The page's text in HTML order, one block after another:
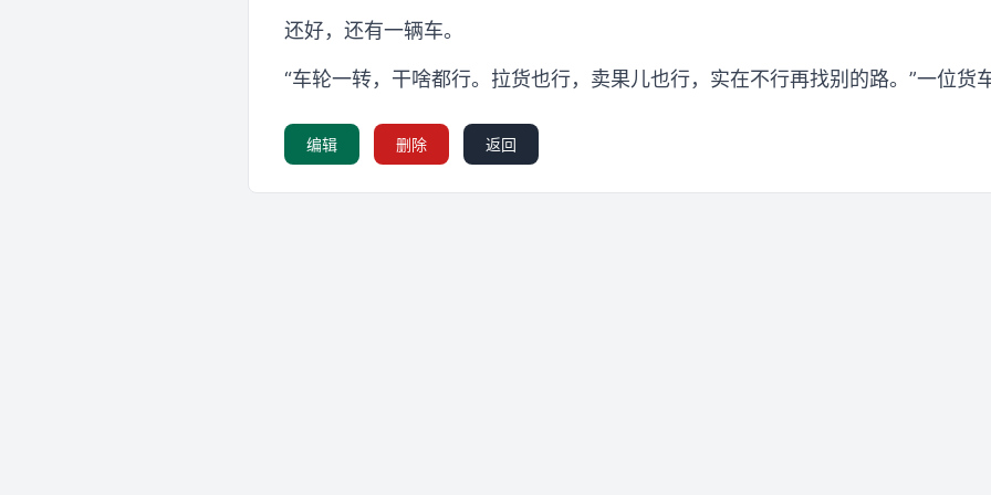
还好，还有一辆车。
“车轮一转，干啥都行。拉货也行，卖果儿也行，实在不行再找别的路。”一位货
编辑 删除 返回